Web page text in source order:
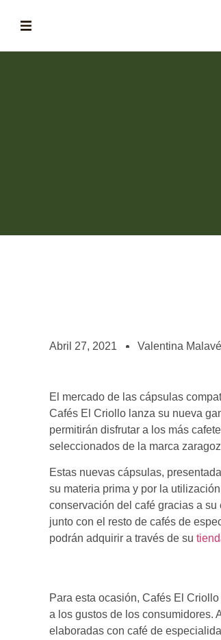
Abril 27, 2021 Valentina Malavé
El mercado de las cápsulas
Cafés El Criollo lanza su nueva
permitirán disfrutar a los más
seleccionados de la marca
Estas nuevas cápsulas,
su materia prima y por la
conservación del café gracias a su
junto con el resto de cafés de
podrán adquirir a través de su
Para esta ocasión, Cafés El
a los gustos de los consumidores.
elaboradas con café de